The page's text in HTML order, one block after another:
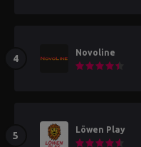
Novoline
Löwen Play